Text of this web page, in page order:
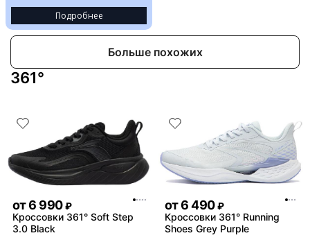
Подробнее
Больше похожих
361°
от6 990 ₽
Кроссовки 361° Soft Step
3.0 Black
от6 490 ₽
Кроссовки 361° Running
Shoes Grey Purple